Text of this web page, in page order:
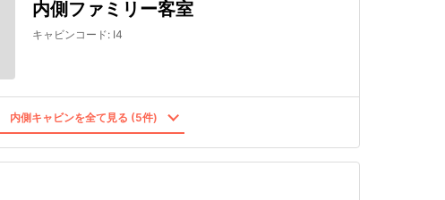
内側ファミリー客室
キャビンコード: I4
内側キャビンを全て見る (5件)